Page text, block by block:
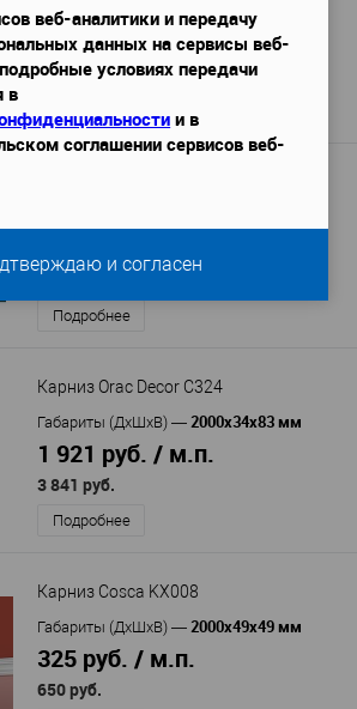
Габариты (ДхШхВ)—2000x156x103 мм
6 017 руб. / м.п.
12 034 руб.
4 654 руб.
Подробнее
Карниз Orac Decor C324
Габариты (ДхШхВ) — 2000x34x83 мм
1 921 руб. / м.п.
3 841 руб.
Подробнее
Карниз Cosca KX008
Габариты (ДхШхВ) — 2000x49x49 мм
325 руб. / м.п.
650 руб.
веб-аналитики и передачу
данных на сервисы веб-
условиях передачи
в
и в
соглашении сервисов веб-
и согласен